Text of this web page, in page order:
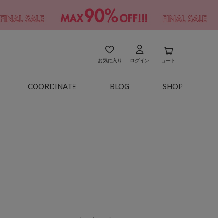
お気に入り ログイン カート
COORDINATE BLOG SHOP